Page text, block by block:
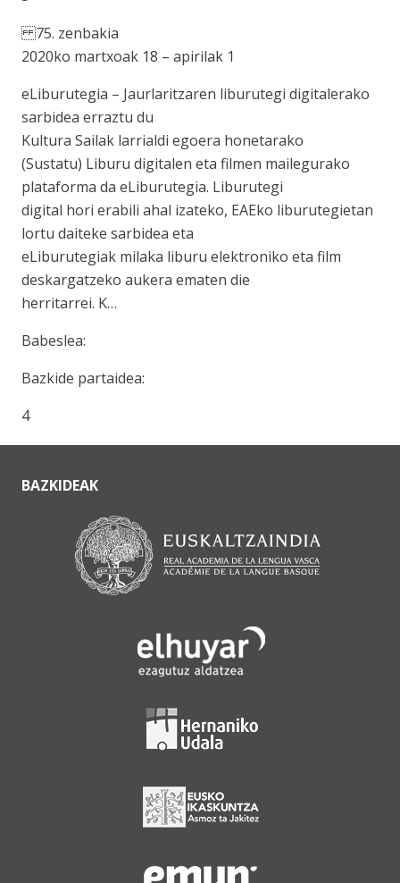
75. zenbakia
2020ko martxoak 18 – apirilak 1
eLiburutegia – Jaurlaritzaren liburutegi digitalerako
sarbidea erraztu du
Kultura Sailak larrialdi egoera honetarako
(Sustatu) Liburu digitalen eta filmen mailegurako
plataforma da eLiburutegia. Liburutegi
digital hori erabili ahal izateko, EAEko liburutegietan
lortu daiteke sarbidea eta
eLiburutegiak milaka liburu elektroniko eta film
deskargatzeko aukera ematen die
herritarrei. K…
Babeslea:
Bazkide partaidea:
4
BAZKIDEAK